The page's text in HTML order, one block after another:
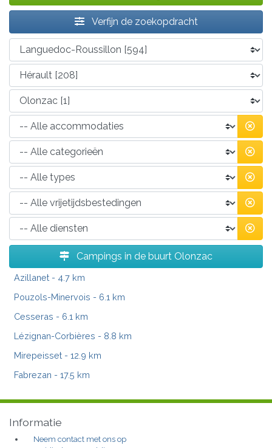
Verfijn de zoekopdracht
Campings in de buurt Olonzac
Azillanet - 4.7 km
Pouzols-Minervois - 6.1 km
Cesseras - 6.1 km
Lézignan-Corbières - 8.8 km
Mirepeisset - 12.9 km
Fabrezan - 17.5 km
Informatie
Neem contact met ons op